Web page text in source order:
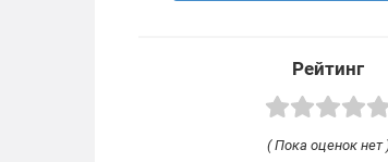
Рейтинг
( Пока оценок нет